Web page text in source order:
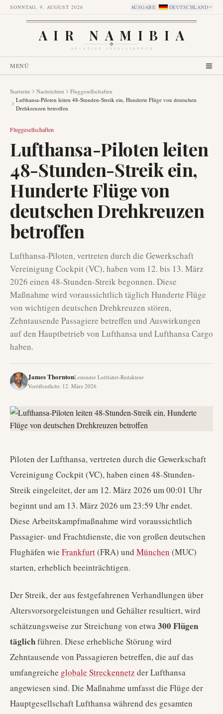
SONNTAG, 9. AUGUST 2026 AUSGABE: DEUTSCHLAND
AIR NAMIBIA
AVIATION INTELLIGENCE
MENÜ
Startseite Nachrichten
Fluggesellschaften
Lufthansa-Piloten leiten 48-Stunden-Streik ein, Hunderte Flüge von deutschen
Drehkreuzen betroffen
Fluggesellschaften
Lufthansa-Piloten leiten
48-Stunden-Streik ein,
Hunderte Flüge von
deutschen Drehkreuzen
betroffen
Lufthansa-Piloten, vertreten durch die Gewerkschaft
Vereinigung Cockpit (VC), haben vom 12. bis 13. März
2026 einen 48-Stunden-Streik begonnen. Diese
Maßnahme wird voraussichtlich täglich Hunderte Flüge
von wichtigen deutschen Drehkreuzen stören,
Zehntausende Passagiere betreffen und Auswirkungen
auf den Hauptbetrieb von Lufthansa und Lufthansa Cargo
haben.
James ThorntonLeitender Luftfahrt-Redakteur
Veröffentlicht: 12. März 2026
Piloten der Lufthansa, vertreten durch die Gewerkschaft
Vereinigung Cockpit (VC), haben einen 48-Stunden-
Streik eingeleitet, der am 12. März 2026 um 00:01 Uhr
beginnt und am 13. März 2026 um 23:59 Uhr endet.
Diese Arbeitskampfmaßnahme wird voraussichtlich
Passagier- und Frachtdienste, die von großen deutschen
Flughäfen wie Frankfurt(FRA) und München (MUC)
starten, erheblich beeinträchtigen.
Der Streik, der aus festgefahrenen Verhandlungen über
Altersvorsorgeleistungen und Gehälter resultiert, wird
schätzungsweise zur Streichung von etwa300 Flügen
täglichführen. Diese erhebliche Störung wird
Zehntausende von Passagieren betreffen, die auf das
umfangreiche globale Streckennetz der Lufthansa
angewiesen sind. Die Maßnahme umfasst die Flüge der
Hauptgesellschaft Lufthansa während des gesamten